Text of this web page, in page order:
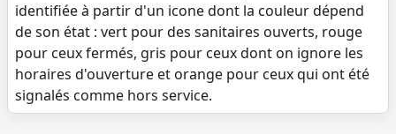
identifiée à partir d'un icone dont la couleur dépend
de son état : vert pour des sanitaires ouverts, rouge
pour ceux fermés, gris pour ceux dont on ignore les
horaires d'ouverture et orange pour ceux qui ont été
signalés comme hors service.